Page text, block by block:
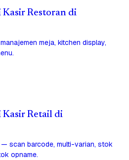
Kasir Restoran di
meja, kitchen display,
Kasir Retail di
scan barcode, multi-varian, stok
opname.